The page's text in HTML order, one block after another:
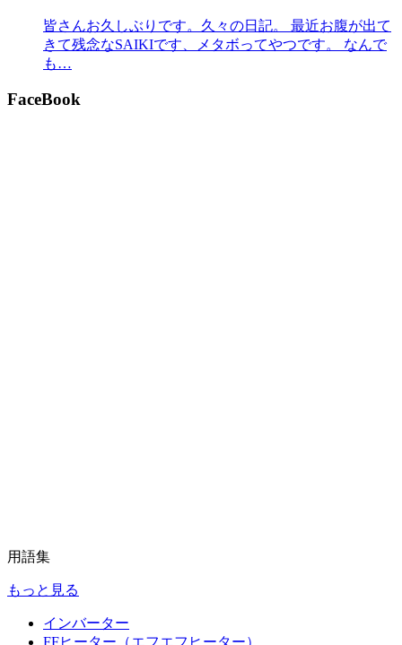
皆さんお久しぶりです。久々の日記。 最近お腹が出て
きて残念なSAIKIです、メタボってやつです。 なんで
も…
FaceBook
用語集
もっと見る
インバーター
FFヒーター（エフエフヒーター）